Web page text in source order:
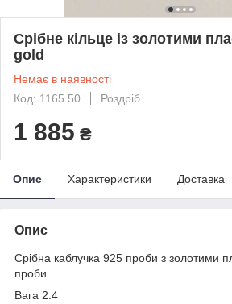
Срібне кільце із золотими
gold
Немає в наявності
Код: 1165.50
Роздріб
1 885 ₴
Опис Характеристики Доставка
Опис
Срібна каблучка 925 проби з золотими
проби
Вага 2.4